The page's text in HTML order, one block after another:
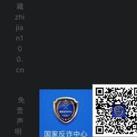
藏
zhi
jia
n1
0
0.
cn
免
责
声
明